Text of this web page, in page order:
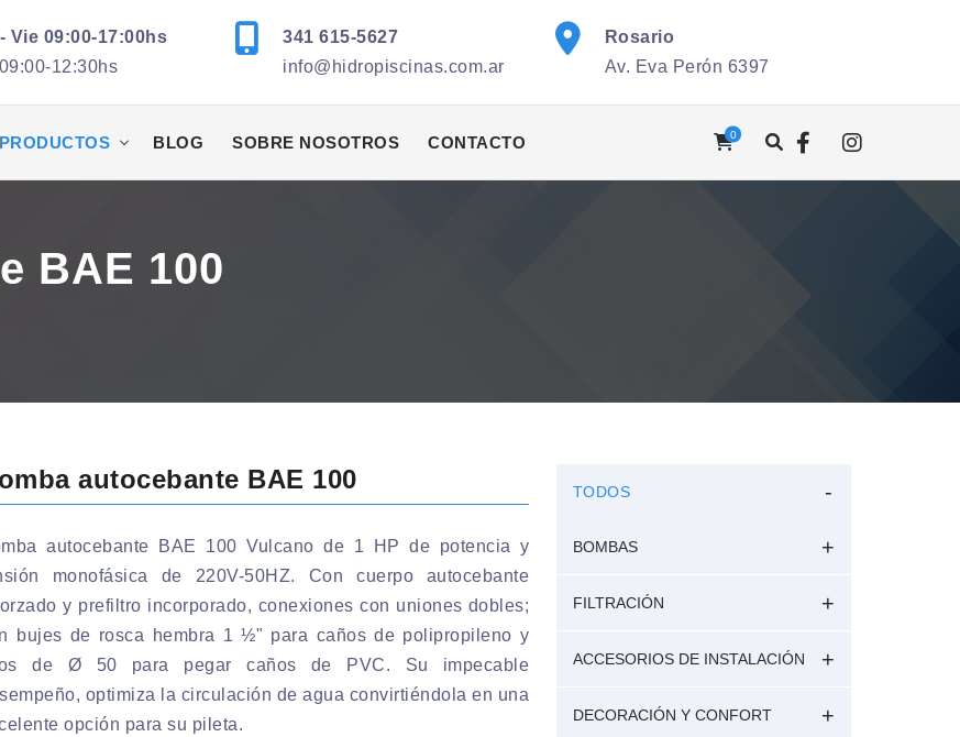
Vie 09:00-17:00hs
12:30hs
341 615-5627
info@hidropiscinas.com.ar
Rosario
Av. Eva Perón 6397
PRODUCTOS BLOG SOBRE NOSOTROS CONTACTO 0
BAE 100
autocebante BAE 100
autocebante BAE 100 Vulcano de 1 HP de potencia y
monofásica de 220V-50HZ. Con cuerpo autocebante
y prefiltro incorporado, conexiones con uniones dobles;
bujes de rosca hembra 1 ½" para caños de polipropileno y
de Ø 50 para pegar caños de PVC. Su impecable
optimiza la circulación de agua convirtiéndola en una
opción para su pileta.
TODOS
BOMBAS
FILTRACIÓN
ACCESORIOS DE INSTALACIÓN
DECORACIÓN Y CONFORT